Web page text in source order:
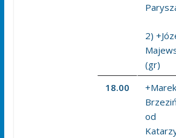
2)
(gr)
18.00
+Marek
od